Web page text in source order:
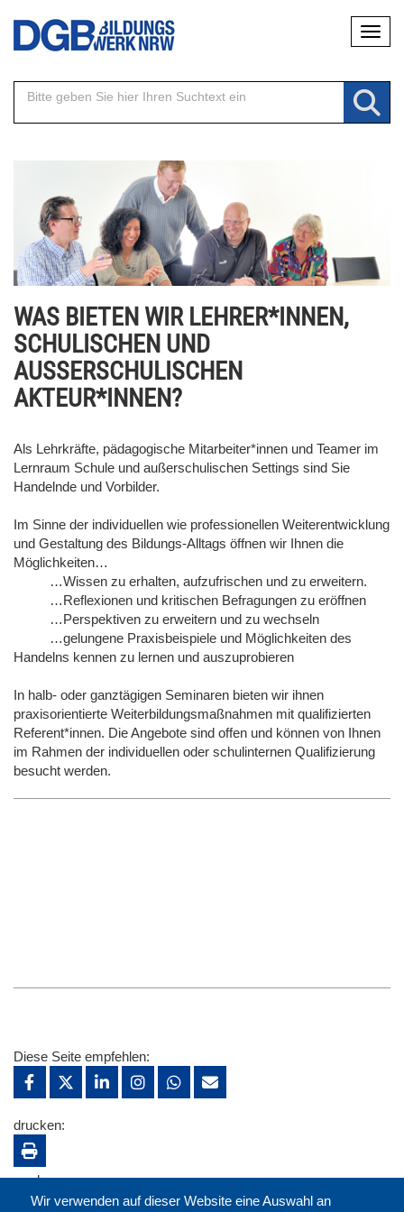
Direkt
Inhalt
WAS BIETEN WIR LEHRER*INNEN,
SCHULISCHEN UND
AUSSERSCHULISCHEN
AKTEUR*INNEN?
Als Lehrkräfte, pädagogische Mitarbeiter*innen und Teamer im
Lernraum Schule und außerschulischen Settings sind Sie
Handelnde und Vorbilder.
Im Sinne der individuellen wie professionellen Weiterentwicklung
und Gestaltung des Bildungs-Alltags öffnen wir Ihnen die
Möglichkeiten…
…Wissen zu erhalten, aufzufrischen und zu erweitern.
…Reflexionen und kritischen Befragungen zu eröffnen
…Perspektiven zu erweitern und zu wechseln
…gelungene Praxisbeispiele und Möglichkeiten des
Handelns kennen zu lernen und auszuprobieren
In halb- oder ganztägigen Seminaren bieten wir ihnen
praxisorientierte Weiterbildungsmaßnahmen mit qualifizierten
Referent*innen. Die Angebote sind offen und können von Ihnen
im Rahmen der individuellen oder schulinternen Qualifizierung
besucht werden.
Wir verwenden auf dieser Website eine Auswahl an
Diese Seite empfehlen:
drucken:
merken: